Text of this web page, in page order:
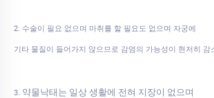
2. 수술이 필요 없으며 마취를 할 필요도 없으며 자궁에
기타 물질이 들어가지 않으므로 감염의 가능성이 현저히 감
3. 약물낙태는 일상 생활에 전혀 지장이 없으며